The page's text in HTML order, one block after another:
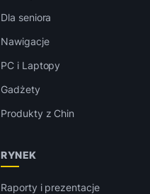
Dla seniora
Nawigacje
PC i Laptopy
Gadżety
Produkty z Chin
RYNEK
Raporty i prezentacje